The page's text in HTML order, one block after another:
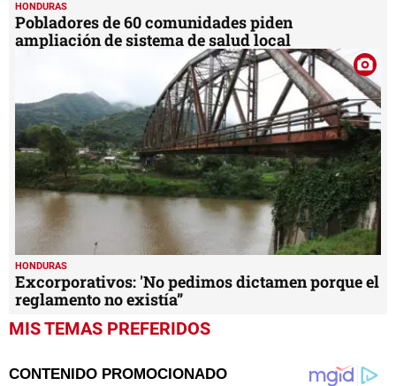
HONDURAS
Pobladores de 60 comunidades piden
ampliación de sistema de salud local
HONDURAS
Excorporativos: 'No pedimos dictamen porque el
reglamento no existía”
MIS TEMAS PREFERIDOS